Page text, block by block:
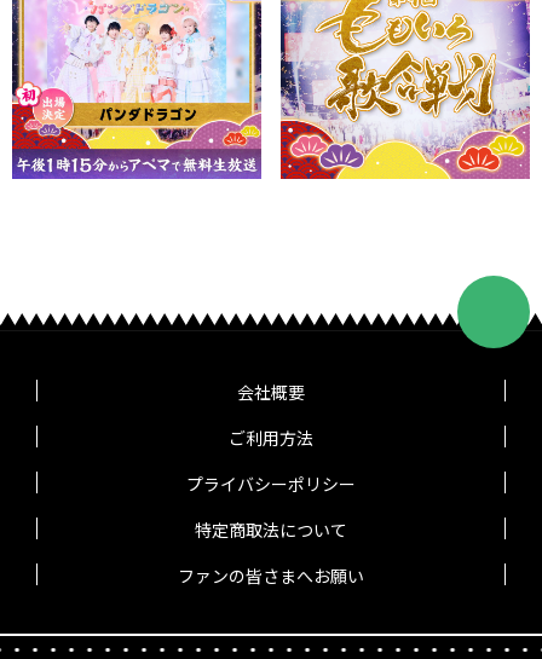
会社概要
ご利用方法
プライバシーポリシー
特定商取法について
ファンの皆さまへお願い